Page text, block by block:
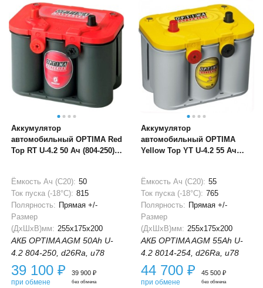
Аккумулятор
автомобильный OPTIMA Red
Top RT U-4.2 50 Ач (804-250)
Ёмкость Ач (С20): 50
Ток пуска (-18°С): 815
Полярность: Прямая +/-
Размер
(ДхШхВ)мм: 255x175x200
АКБ OPTIMA AGM 50Ah U-
4.2 804-250, d26Ra, u78
39 100 ₽
при обмене
39 900 ₽
без обмена
Аккумулятор
автомобильный OPTIMA
Yellow Top YT U-4.2 55 Ач
Ёмкость Ач (С20): 55
Ток пуска (-18°С): 765
Полярность: Прямая +/-
Размер
(ДхШхВ)мм: 255x175x200
АКБ OPTIMA AGM 55Ah U-
4.2 8014-254, d26Ra, u78
44 700 ₽
при обмене
45 500 ₽
без обмена